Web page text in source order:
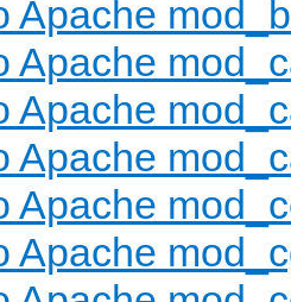
Apache
Apache
Apache
Apache
Apache
Apache